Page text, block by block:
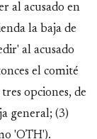
al acusado en
la baja de
al acusado
el comité
opciones, de
general; (3)
'OTH').